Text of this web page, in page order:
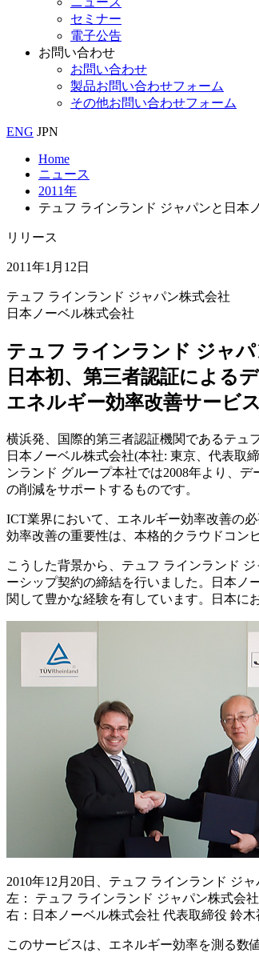
セミナー
電子公告
お問い合わせ
お問い合わせ
製品お問い合わせフォーム
その他お問い合わせフォーム
ENG JPN
Home
ニュース
2011年
テュフ ラインランド ジャパンと日本
リリース
2011年1月12日
テュフ ラインランド ジャパン株式会社
日本ノーベル株式会社
テュフ ラインランド ジャ
日本初、第三者認証による
エネルギー効率改善サービ
横浜発、国際的第三者認証機関であるテュ
日本ノーベル株式会社(本社: 東京、代表取
ンランド グループ本社では2008年より、
の削減をサポートするものです。
ICT業界において、エネルギー効率改善の
効率改善の重要性は、本格的クラウドコン
こうした背景から、テュフ ラインランド
ーシップ契約の締結を行いました。日本ノ
関して豊かな経験を有しています。日本に
2010年12月20日、テュフ ラインランド ジ
左： テュフ ラインランド ジャパン株式会
右：日本ノーベル株式会社 代表取締役 鈴木
このサービスは、エネルギー効率を測る数